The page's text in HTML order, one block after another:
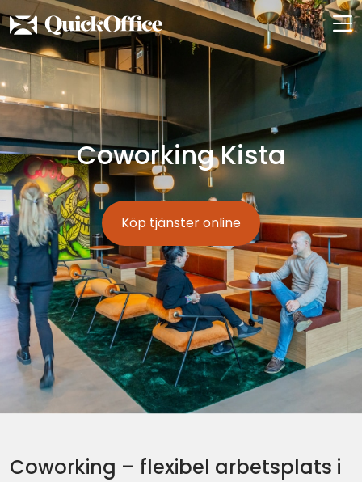
Hoppa
till
innehåll
Coworking Kista
Köp tjänster online
Coworking – flexibel arbetsplats i